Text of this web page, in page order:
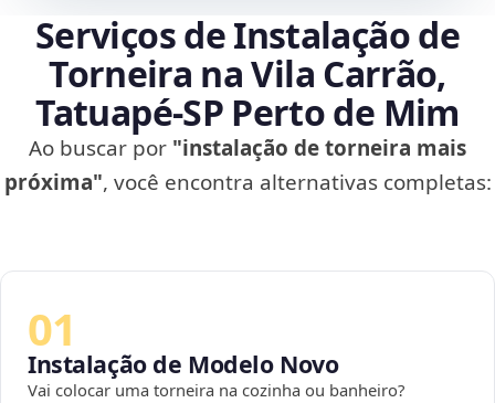
Serviços de Instalação de
Torneira na Vila Carrão,
Tatuapé‑SP Perto de Mim
Ao buscar por "instalação de torneira mais
próxima", você encontra alternativas completas:
01
Instalação de Modelo Novo
Vai colocar uma torneira na cozinha ou banheiro?